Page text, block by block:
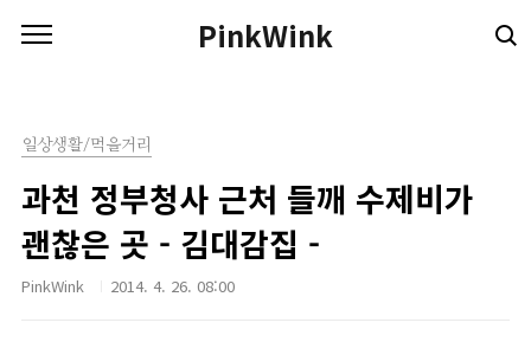
PinkWink
일상생활/먹을거리
과천 정부청사 근처 들깨 수제비가
괜찮은 곳 - 김대감집 -
PinkWink 2014. 4. 26. 08:00